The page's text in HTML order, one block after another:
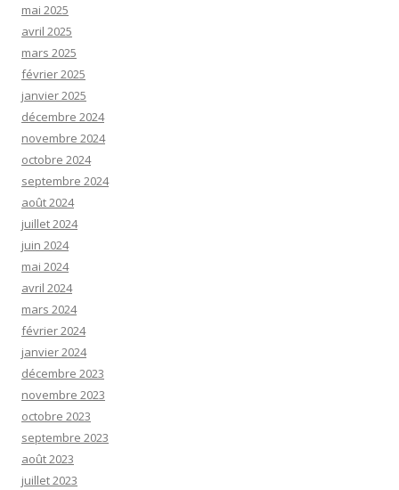
mai 2025
avril 2025
mars 2025
février 2025
janvier 2025
décembre 2024
novembre 2024
octobre 2024
septembre 2024
août 2024
juillet 2024
juin 2024
mai 2024
avril 2024
mars 2024
février 2024
janvier 2024
décembre 2023
novembre 2023
octobre 2023
septembre 2023
août 2023
juillet 2023